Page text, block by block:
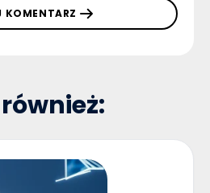
KOMENTARZ